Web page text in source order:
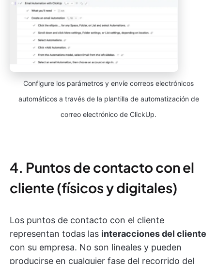
Configure los parámetros y envíe correos electrónicos
automáticos a través de la plantilla de automatización de
correo electrónico de ClickUp.
4. Puntos de contacto con el
cliente (físicos y digitales)
Los puntos de contacto con el cliente
representan todas las interacciones del cliente
con su empresa. No son lineales y pueden
producirse en cualquier fase del recorrido del